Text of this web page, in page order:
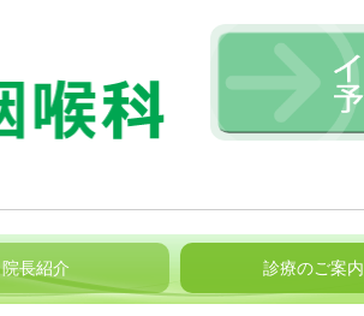
院長紹介 診療のご案内